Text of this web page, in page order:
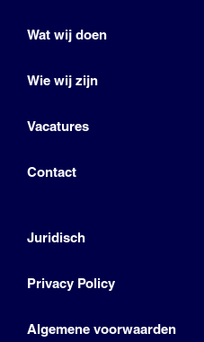
Wat wij doen
Wie wij zijn
Vacatures
Contact
Juridisch
Privacy Policy
Algemene voorwaarden